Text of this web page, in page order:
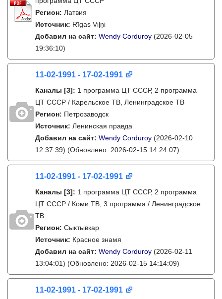
Регион: Латвия
Источник: Rīgas Viļņi
Добавил на сайт: Wendy Corduroy (2026-02-05
19:36:10)
11-02-1991 - 17-02-1991
Каналы [3]: 1 программа ЦТ СССР, 2 программа
ЦТ СССР / Карельское ТВ, Ленинградское ТВ
Регион: Петрозаводск
Источник: Ленинская правда
Добавил на сайт: Wendy Corduroy (2026-02-10
12:37:39) (Обновлено: 2026-02-15 14:24:07)
11-02-1991 - 17-02-1991
Каналы [3]: 1 программа ЦТ СССР, 2 программа
ЦТ СССР / Коми ТВ, 3 программа / Ленинградское
ТВ
Регион: Сыктывкар
Источник: Красное знамя
Добавил на сайт: Wendy Corduroy (2026-02-11
13:04:01) (Обновлено: 2026-02-15 14:14:09)
11-02-1991 - 17-02-1991